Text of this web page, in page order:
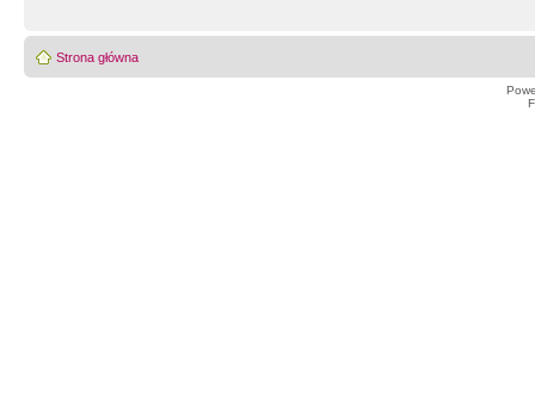
Strona główna